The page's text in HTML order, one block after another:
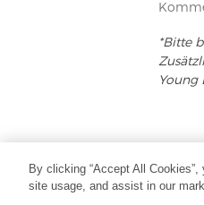
*Bitte
Young
By clicking “Accept All
site usage, and assist in our